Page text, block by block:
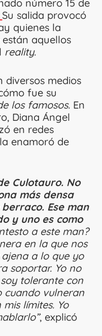
número 15 de
Su salida provocó
quienes la
aquellos
reality.
diversos medios
fue su
los famosos. En
Diana Ángel
en redes
enamoró de
Culotauro. No
más densa
Ese man
y uno es como
a este man?
en la que nos
a lo que yo
soportar. Yo no
tolerante con
cuando vulneran
límites. Yo
, explicó